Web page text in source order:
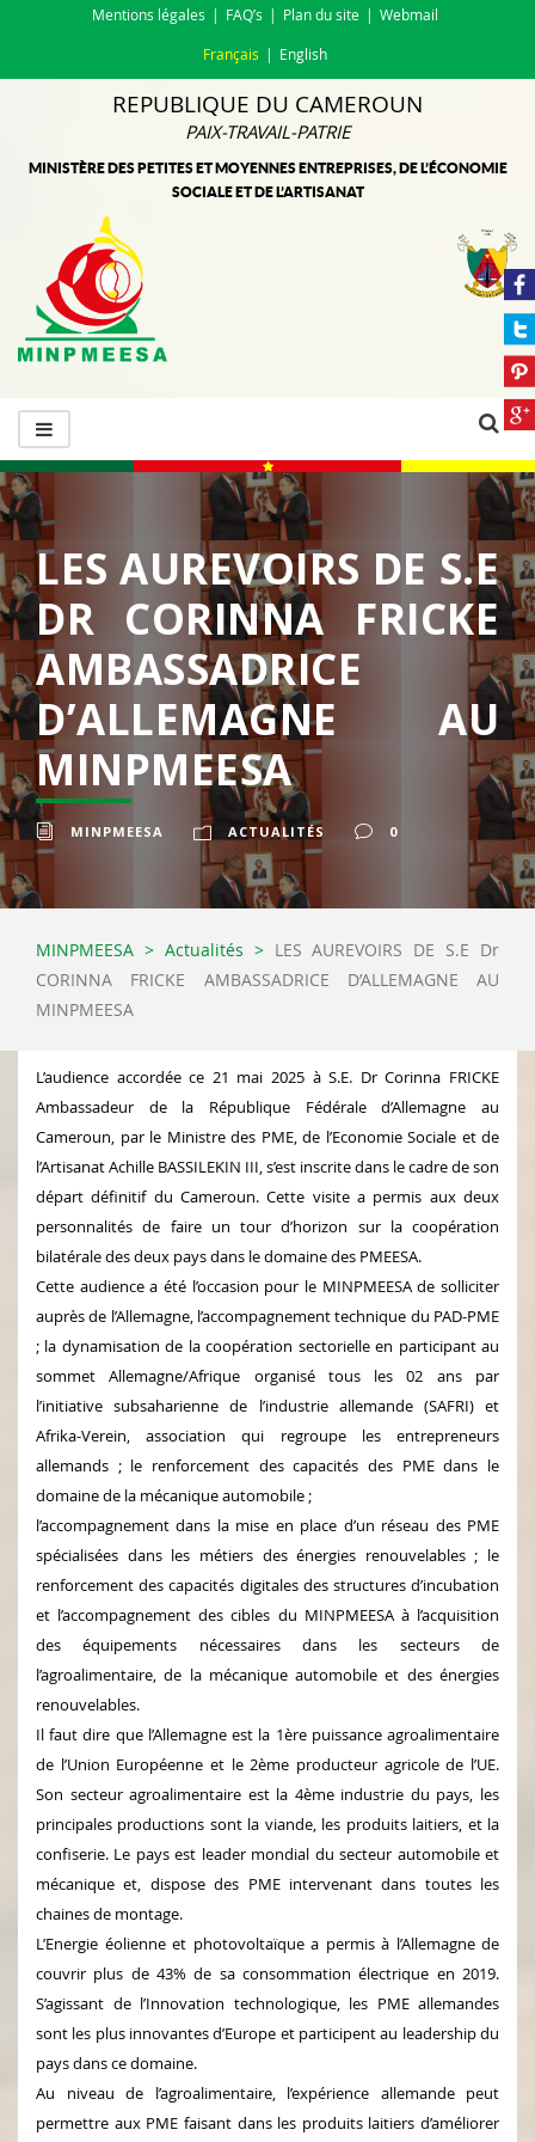
Mentions légales FAQ’s Plan du site Webmail
Français English
REPUBLIQUE DU CAMEROUN
PAIX-TRAVAIL-PATRIE
MINISTÈRE DES PETITES ET MOYENNES ENTREPRISES, DE L’ÉCONOMIE
SOCIALE ET DE L’ARTISANAT
LES AUREVOIRS DE S.E
DR CORINNA FRICKE
AMBASSADRICE
D’ALLEMAGNE AU
MINPMEESA
MINPMEESA ACTUALITÉS 0
MINPMEESA > Actualités > LES AUREVOIRS DE S.E Dr
CORINNA FRICKE AMBASSADRICE D’ALLEMAGNE AU
MINPMEESA
L’audience accordée ce 21 mai 2025 à S.E. Dr Corinna FRICKE
Ambassadeur de la République Fédérale d’Allemagne au
Cameroun, par le Ministre des PME, de l’Economie Sociale et de
l’Artisanat Achille BASSILEKIN III, s’est inscrite dans le cadre de son
départ définitif du Cameroun. Cette visite a permis aux deux
personnalités de faire un tour d’horizon sur la coopération
bilatérale des deux pays dans le domaine des PMEESA.
Cette audience a été l’occasion pour le MINPMEESA de solliciter
auprès de l’Allemagne, l’accompagnement technique du PAD-PME
; la dynamisation de la coopération sectorielle en participant au
sommet Allemagne/Afrique organisé tous les 02 ans par
l’initiative subsaharienne de l’industrie allemande (SAFRI) et
Afrika-Verein, association qui regroupe les entrepreneurs
allemands ; le renforcement des capacités des PME dans le
domaine de la mécanique automobile ;
l’accompagnement dans la mise en place d’un réseau des PME
spécialisées dans les métiers des énergies renouvelables ; le
renforcement des capacités digitales des structures d’incubation
et l’accompagnement des cibles du MINPMEESA à l’acquisition
des équipements nécessaires dans les secteurs de
l’agroalimentaire, de la mécanique automobile et des énergies
renouvelables.
Il faut dire que l’Allemagne est la 1ère puissance agroalimentaire
de l’Union Européenne et le 2ème producteur agricole de l’UE.
Son secteur agroalimentaire est la 4ème industrie du pays, les
principales productions sont la viande, les produits laitiers, et la
confiserie. Le pays est leader mondial du secteur automobile et
mécanique et, dispose des PME intervenant dans toutes les
chaines de montage.
L’Energie éolienne et photovoltaïque a permis à l’Allemagne de
couvrir plus de 43% de sa consommation électrique en 2019.
S’agissant de l’Innovation technologique, les PME allemandes
sont les plus innovantes d’Europe et participent au leadership du
pays dans ce domaine.
Au niveau de l’agroalimentaire, l’expérience allemande peut
permettre aux PME faisant dans les produits laitiers d’améliorer